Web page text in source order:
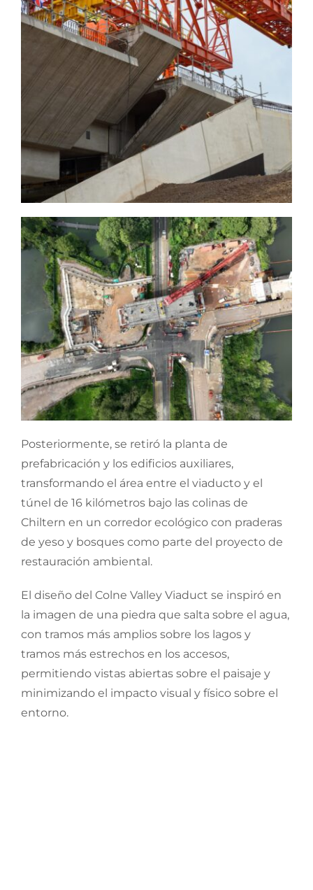
Posteriormente, se retiró la planta de
prefabricación y los edificios auxiliares,
transformando el área entre el viaducto y el
túnel de 16 kilómetros bajo las colinas de
Chiltern en un corredor ecológico con praderas
de yeso y bosques como parte del proyecto de
restauración ambiental.
El diseño del Colne Valley Viaduct se inspiró en
la imagen de una piedra que salta sobre el agua,
con tramos más amplios sobre los lagos y
tramos más estrechos en los accesos,
permitiendo vistas abiertas sobre el paisaje y
minimizando el impacto visual y físico sobre el
entorno.